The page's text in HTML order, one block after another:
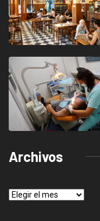
Archivos
Archivos